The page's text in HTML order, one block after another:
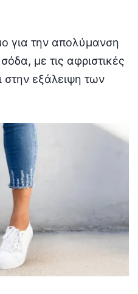
για την απολύμανση
με τις αφριστικές
στην εξάλειψη των